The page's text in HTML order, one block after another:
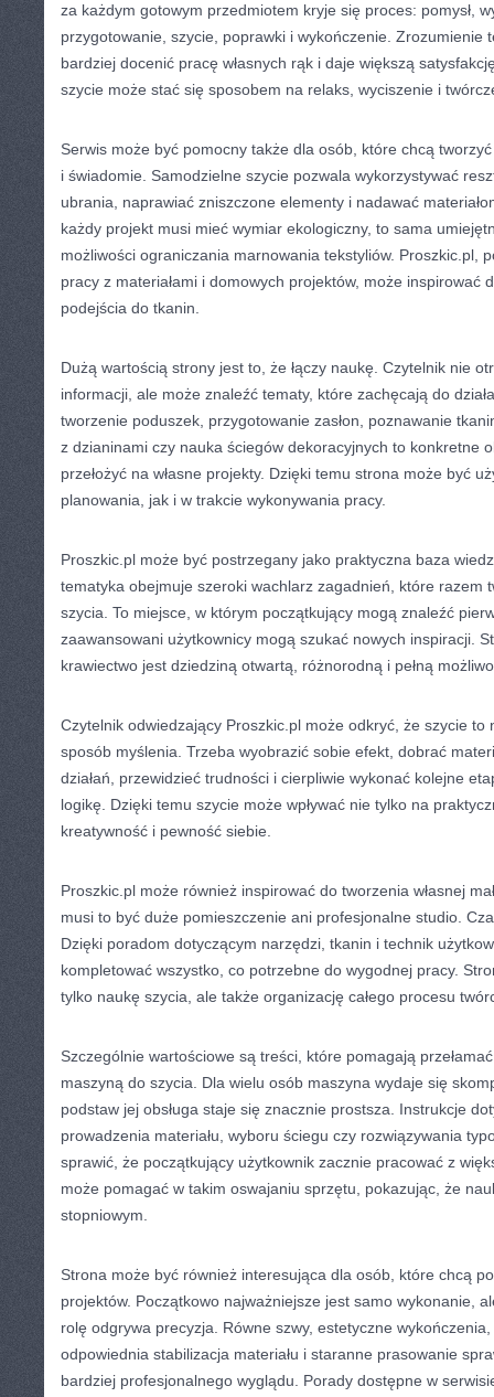
za każdym gotowym przedmiotem kryje się proces: pomysł,
przygotowanie, szycie, poprawki i wykończenie. Zrozumienie
bardziej docenić pracę własnych rąk i daje większą
szycie może stać się sposobem na relaks, wyciszenie i
Serwis może być pomocny także dla osób, które chcą
i świadomie. Samodzielne szycie pozwala wykorzystywać
ubrania, naprawiać zniszczone elementy i nadawać
każdy projekt musi mieć wymiar ekologiczny, to sama
możliwości ograniczania marnowania tekstyliów. Proszkic.pl,
pracy z materiałami i domowych projektów, może inspirować
podejścia do tkanin.
Dużą wartością strony jest to, że łączy naukę. Czytelnik nie
informacji, ale może znaleźć tematy, które zachęcają do
tworzenie poduszek, przygotowanie zasłon, poznawanie
z dzianinami czy nauka ściegów dekoracyjnych to konkretne
przełożyć na własne projekty. Dzięki temu strona może być
planowania, jak i w trakcie wykonywania pracy.
Proszkic.pl może być postrzegany jako praktyczna baza
tematyka obejmuje szeroki wachlarz zagadnień, które razem
szycia. To miejsce, w którym początkujący mogą znaleźć
zaawansowani użytkownicy mogą szukać nowych inspiracji.
krawiectwo jest dziedziną otwartą, różnorodną i pełną
Czytelnik odwiedzający Proszkic.pl może odkryć, że szycie to
sposób myślenia. Trzeba wyobrazić sobie efekt, dobrać
działań, przewidzieć trudności i cierpliwie wykonać kolejne
logikę. Dzięki temu szycie może wpływać nie tylko na
kreatywność i pewność siebie.
Proszkic.pl może również inspirować do tworzenia własnej
musi to być duże pomieszczenie ani profesjonalne studio.
Dzięki poradom dotyczącym narzędzi, tkanin i technik
kompletować wszystko, co potrzebne do wygodnej pracy.
tylko naukę szycia, ale także organizację całego procesu
Szczególnie wartościowe są treści, które pomagają
maszyną do szycia. Dla wielu osób maszyna wydaje się
podstaw jej obsługa staje się znacznie prostsza. Instrukcje
prowadzenia materiału, wyboru ściegu czy rozwiązywania
sprawić, że początkujący użytkownik zacznie pracować z
może pomagać w takim oswajaniu sprzętu, pokazując, że
stopniowym.
Strona może być również interesująca dla osób, które chcą
projektów. Początkowo najważniejsze jest samo wykonanie,
rolę odgrywa precyzja. Równe szwy, estetyczne
odpowiednia stabilizacja materiału i staranne prasowanie
bardziej profesjonalnego wyglądu. Porady dostępne w